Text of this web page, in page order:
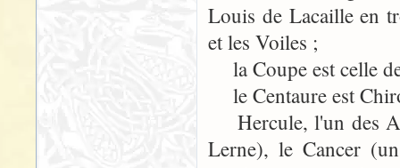
Louis de Lacaille en
et les Voiles ;
la Coupe est celle
le Centaure est
Hercule, l'un des
Lerne), le Cancer